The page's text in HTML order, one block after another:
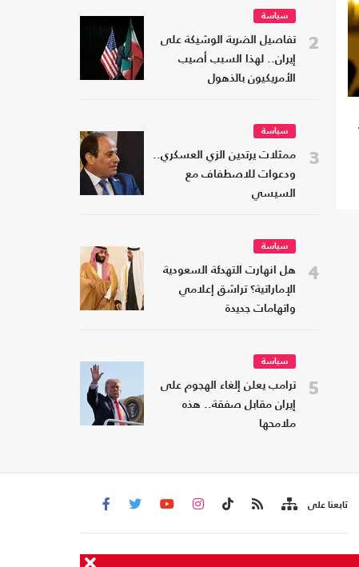
2
سياسة
تفاصيل الضربة الوشيكة على
إيران.. لهذا السبب أصيب
الأمريكيون بالذهول
3
سياسة
ممثلات يرتدين الزي العسكري..
ودعوات للاصطفاف مع
السيسي
4
سياسة
هل انهارت التهدئة السعودية
الإماراتية؟ تراشق إعلامي
واتهامات جديدة
5
سياسة
ترامب يعلن إلغاء الهجوم على
إيران مقابل صفقة.. هذه
ملامحها
تابعنا على
من نحن